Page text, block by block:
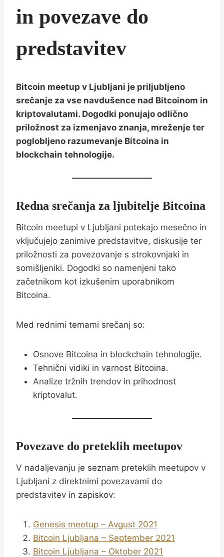
in povezave do
predstavitev
Bitcoin meetup v Ljubljani je priljubljeno
srečanje za vse navdušence nad Bitcoinom in
kriptovalutami. Dogodki ponujajo odlično
priložnost za izmenjavo znanja, mreženje ter
poglobljeno razumevanje Bitcoina in
blockchain tehnologije.
Redna srečanja za ljubitelje Bitcoina
Bitcoin meetupi v Ljubljani potekajo mesečno in
vključujejo zanimive predstavitve, diskusije ter
priložnosti za povezovanje s strokovnjaki in
somišljeniki. Dogodki so namenjeni tako
začetnikom kot izkušenim uporabnikom
Bitcoina.
Med rednimi temami srečanj so:
Osnove Bitcoina in blockchain tehnologije.
Tehnični vidiki in varnost Bitcoina.
Analize tržnih trendov in prihodnost
kriptovalut.
Povezave do preteklih meetupov
V nadaljevanju je seznam preteklih meetupov v
Ljubljani z direktnimi povezavami do
predstavitev in zapiskov:
Genesis meetup – Avgust 2021
Bitcoin Ljubljana – September 2021
Bitcoin Ljubljana – Oktober 2021